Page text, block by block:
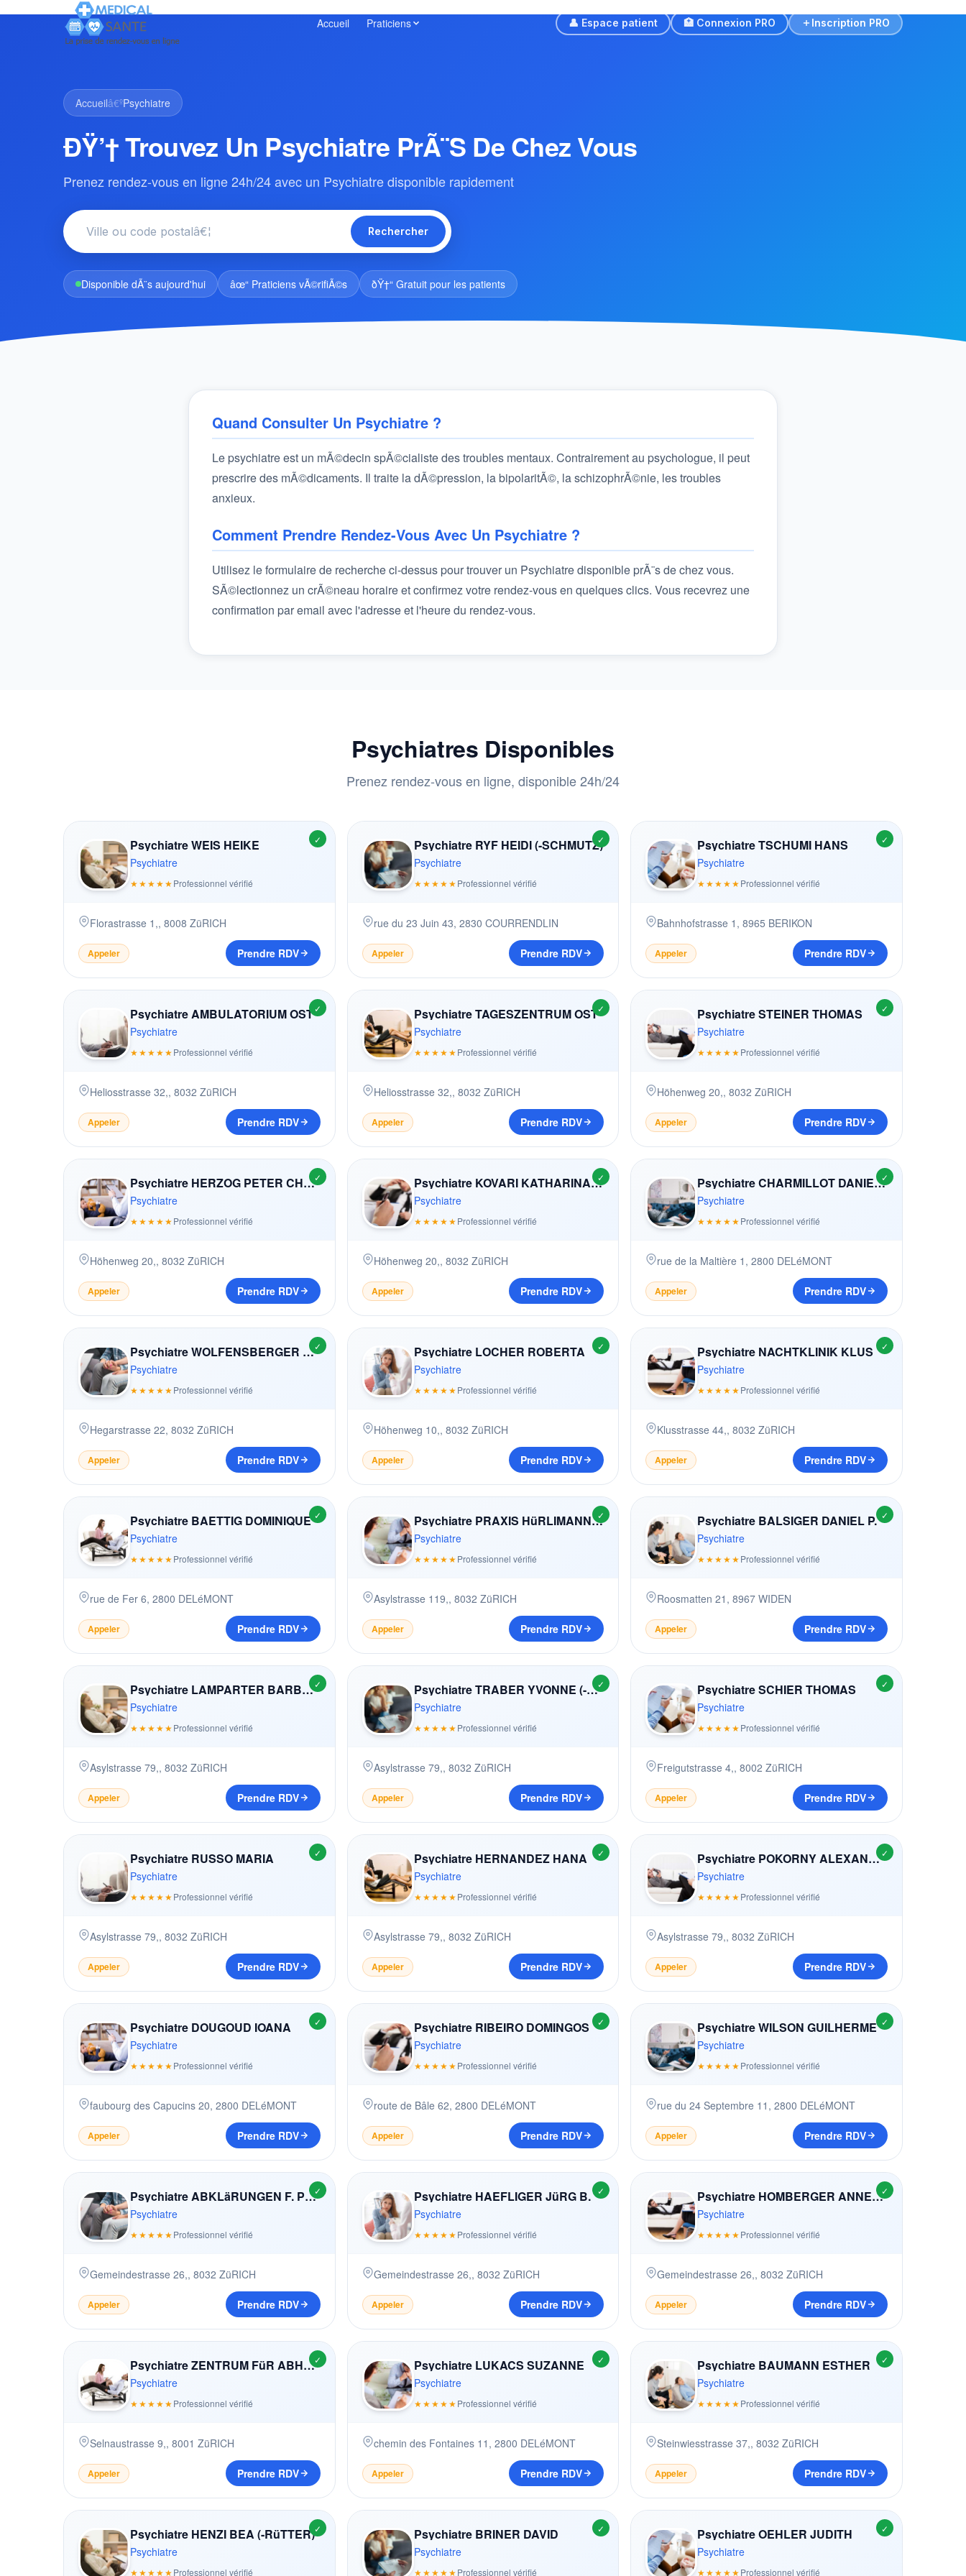
Accueil
Praticiens 👤 Espace patient 🏥 Connexion PRO Inscription PRO
Accueilâ€ºPsychiatre
ÐŸ’† Trouvez Un Psychiatre PrÃ¨s De Chez Vous
Prenez rendez-vous en ligne 24h/24 avec un Psychiatre disponible rapidement
Rechercher
Disponible dÃ¨s aujourd'hui âœ“ Praticiens vÃ©rifiÃ©s ðŸ†“ Gratuit pour les patients
Quand Consulter Un Psychiatre ?
Le psychiatre est un mÃ©decin spÃ©cialiste des troubles mentaux. Contrairement au psychologue, il peut
prescrire des mÃ©dicaments. Il traite la dÃ©pression, la bipolaritÃ©, la schizophrÃ©nie, les troubles
anxieux.
Comment Prendre Rendez-Vous Avec Un Psychiatre ?
Utilisez le formulaire de recherche ci-dessus pour trouver un Psychiatre disponible prÃ¨s de chez vous.
SÃ©lectionnez un crÃ©neau horaire et confirmez votre rendez-vous en quelques clics. Vous recevrez une
confirmation par email avec l'adresse et l'heure du rendez-vous.
Psychiatres Disponibles
Prenez rendez-vous en ligne, disponible 24h/24
✓
Psychiatre WEIS HEIKE
Psychiatre
★★★★★Professionnel vérifié
Florastrasse 1,, 8008 ZüRICH
Appeler Prendre RDV
✓
Psychiatre RYF HEIDI (-SCHMUTZ)
Psychiatre
★★★★★Professionnel vérifié
rue du 23 Juin 43, 2830 COURRENDLIN
Appeler Prendre RDV
✓
Psychiatre TSCHUMI HANS
Psychiatre
★★★★★Professionnel vérifié
Bahnhofstrasse 1 ,8965 BERIKON
Appeler Prendre RDV
✓
Psychiatre AMBULATORIUM OST
Psychiatre
★★★★★Professionnel vérifié
Heliosstrasse 32,, 8032 ZüRICH
Appeler Prendre RDV
✓
Psychiatre TAGESZENTRUM OST
Psychiatre
★★★★★Professionnel vérifié
Heliosstrasse 32,, 8032 ZüRICH
Appeler Prendre RDV
✓
Psychiatre STEINER THOMAS
Psychiatre
★★★★★Professionnel vérifié
Höhenweg 20,,8032 ZüRICH
Appeler Prendre RDV
✓
Psychiatre HERZOG PETER CHRISTOPH
Psychiatre
★★★★★Professionnel vérifié
Höhenweg 20,, 8032 ZüRICH
Appeler Prendre RDV
✓
Psychiatre KOVARI KATHARINA (-SALZMANN)
Psychiatre
★★★★★Professionnel vérifié
Höhenweg 20,, 8032 ZüRICH
Appeler Prendre RDV
✓
Psychiatre CHARMILLOT DANIELLE
Psychiatre
★★★★★Professionnel vérifié
rue de la Maltière 1 ,2800 DELéMONT
Appeler Prendre RDV
✓
Psychiatre WOLFENSBERGER KASPAR
Psychiatre
★★★★★Professionnel vérifié
Hegarstrasse 22, 8032 ZüRICH
Appeler Prendre RDV
✓
Psychiatre LOCHER ROBERTA
Psychiatre
★★★★★Professionnel vérifié
Höhenweg 10,, 8032 ZüRICH
Appeler Prendre RDV
✓
Psychiatre NACHTKLINIK KLUS
Psychiatre
★★★★★Professionnel vérifié
Klusstrasse 44,,8032 ZüRICH
Appeler Prendre RDV
✓
Psychiatre BAETTIG DOMINIQUE
Psychiatre
★★★★★Professionnel vérifié
rue de Fer 6, 2800 DELéMONT
Appeler Prendre RDV
✓
Psychiatre PRAXIS HüRLIMANN BRUNO
Psychiatre
★★★★★Professionnel vérifié
Asylstrasse 119,, 8032 ZüRICH
Appeler Prendre RDV
✓
Psychiatre BALSIGER DANIEL P.
Psychiatre
★★★★★Professionnel vérifié
Roosmatten 21 ,8967 WIDEN
Appeler Prendre RDV
✓
Psychiatre LAMPARTER BARBARA
Psychiatre
★★★★★Professionnel vérifié
Asylstrasse 79,, 8032 ZüRICH
Appeler Prendre RDV
✓
Psychiatre TRABER YVONNE (-PERREN)
Psychiatre
★★★★★Professionnel vérifié
Asylstrasse 79,, 8032 ZüRICH
Appeler Prendre RDV
✓
Psychiatre SCHIER THOMAS
Psychiatre
★★★★★Professionnel vérifié
Freigutstrasse 4,,8002 ZüRICH
Appeler Prendre RDV
✓
Psychiatre RUSSO MARIA
Psychiatre
★★★★★Professionnel vérifié
Asylstrasse 79,, 8032 ZüRICH
Appeler Prendre RDV
✓
Psychiatre HERNANDEZ HANA
Psychiatre
★★★★★Professionnel vérifié
Asylstrasse 79,, 8032 ZüRICH
Appeler Prendre RDV
✓
Psychiatre POKORNY ALEXANDRA
Psychiatre
★★★★★Professionnel vérifié
Asylstrasse 79,,8032 ZüRICH
Appeler Prendre RDV
✓
Psychiatre DOUGOUD IOANA
Psychiatre
★★★★★Professionnel vérifié
faubourg des Capucins 20, 2800 DELéMONT
Appeler Prendre RDV
✓
Psychiatre RIBEIRO DOMINGOS
Psychiatre
★★★★★Professionnel vérifié
route de Bâle 62, 2800 DELéMONT
Appeler Prendre RDV
✓
Psychiatre WILSON GUILHERME
Psychiatre
★★★★★Professionnel vérifié
rue du 24 Septembre 11 ,2800 DELéMONT
Appeler Prendre RDV
✓
Psychiatre ABKLäRUNGEN F. PSYCHOTHERAPIE
Psychiatre
★★★★★Professionnel vérifié
Gemeindestrasse 26,, 8032 ZüRICH
Appeler Prendre RDV
✓
Psychiatre HAEFLIGER JüRG B.
Psychiatre
★★★★★Professionnel vérifié
Gemeindestrasse 26,, 8032 ZüRICH
Appeler Prendre RDV
✓
Psychiatre HOMBERGER ANNEMARIE (-RAHN)
Psychiatre
★★★★★Professionnel vérifié
Gemeindestrasse 26,,8032 ZüRICH
Appeler Prendre RDV
✓
Psychiatre ZENTRUM FüR ABHäNGIGKEITSERKRANKUNGEN
Psychiatre
★★★★★Professionnel vérifié
Selnaustrasse 9,, 8001 ZüRICH
Appeler Prendre RDV
✓
Psychiatre LUKACS SUZANNE
Psychiatre
★★★★★Professionnel vérifié
chemin des Fontaines 11 , 2800 DELéMONT
Appeler Prendre RDV
✓
Psychiatre BAUMANN ESTHER
Psychiatre
★★★★★Professionnel vérifié
Steinwiesstrasse 37,,8032 ZüRICH
Appeler Prendre RDV
✓
Psychiatre HENZI BEA (-RüTTER)
Psychiatre
★★★★★Professionnel vérifié
✓
Psychiatre BRINER DAVID
Psychiatre
★★★★★Professionnel vérifié
✓
Psychiatre OEHLER JUDITH
Psychiatre
★★★★★Professionnel vérifié